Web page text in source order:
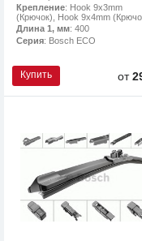
Крепление: Hook 9x3mm
(Крючок), Hook 9x4mm
Длина 1, мм: 400
Серия: Bosch ECO
Купить от